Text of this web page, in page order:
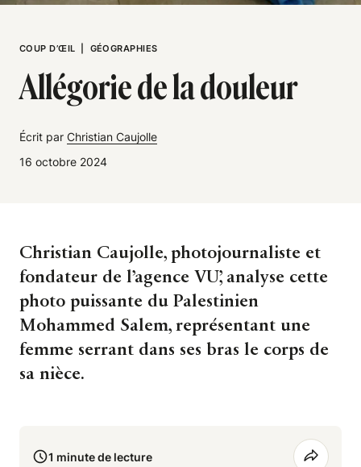
COUP D’ŒIL GÉOGRAPHIES
Allégorie de la douleur
Écrit par Christian Caujolle
16 octobre 2024
Christian Caujolle, photojournaliste et
fondateur de l’agence VU’, analyse cette
photo puissante du Palestinien
Mohammed Salem, représentant une
femme serrant dans ses bras le corps de
sa nièce.
1 minute de lecture